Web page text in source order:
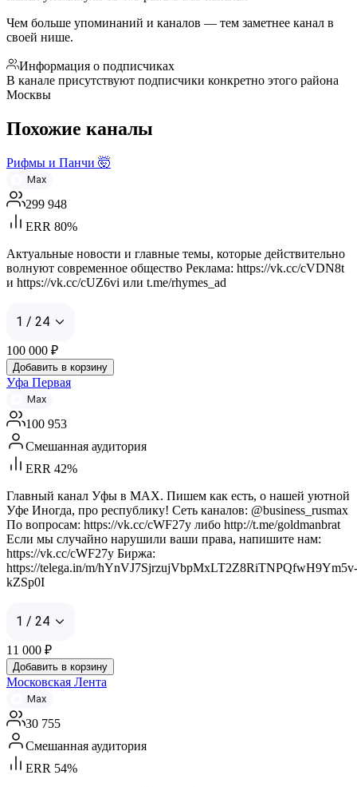
Чем больше упоминаний и каналов — тем заметнее канал в
своей нише.
Информация о подписчиках
В канале присутствуют подписчики конкретно этого района
Москвы
Похожие каналы
Рифмы и Панчи 🤯
Max
299 948
ERR 80%
Актуальные новости и главные темы, которые действительно
волнуют современное общество Реклама: https://vk.cc/cVDN8t
и https://vk.cc/cUZ6vi или t.me/rhymes_ad
1 / 24
100 000 ₽
Добавить в корзину
Уфа Первая
Max
100 953
Смешанная аудитория
ERR 42%
Главный канал Уфы в MAX. Пишем как есть, о нашей уютной
Уфе Иногда, про республику! Сеть каналов: @business_rusmax
По вопросам: https://vk.cc/cWF27y либо http://t.me/goldmanbrat
Если мы случайно нарушили ваши права, напишите нам:
https://vk.cc/cWF27y Биржа:
https://telega.in/m/hYnVJ7SjrzujVbpMxLT2Z8RiTNPQfwH9Ym5v-
kZSp0I
1 / 24
11 000 ₽
Добавить в корзину
Московская Лента
Max
30 755
Смешанная аудитория
ERR 54%